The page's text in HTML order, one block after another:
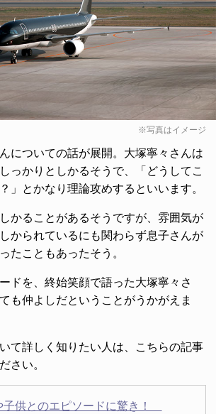
※写真はイメージ
についての話が展開。大塚寧々さんは
っかりとしかるそうで、「どうしてこ
」とかなり理論攻めするといいます。
かることがあるそうですが、雰囲気が
かられているにも関わらず息子さんが
たこともあったそう。
ドを、終始笑顔で語った大塚寧々さ
も仲よしだということがうかがえま
て詳しく知りたい人は、こちらの記事
さい。
子供とのエピソードに驚き！